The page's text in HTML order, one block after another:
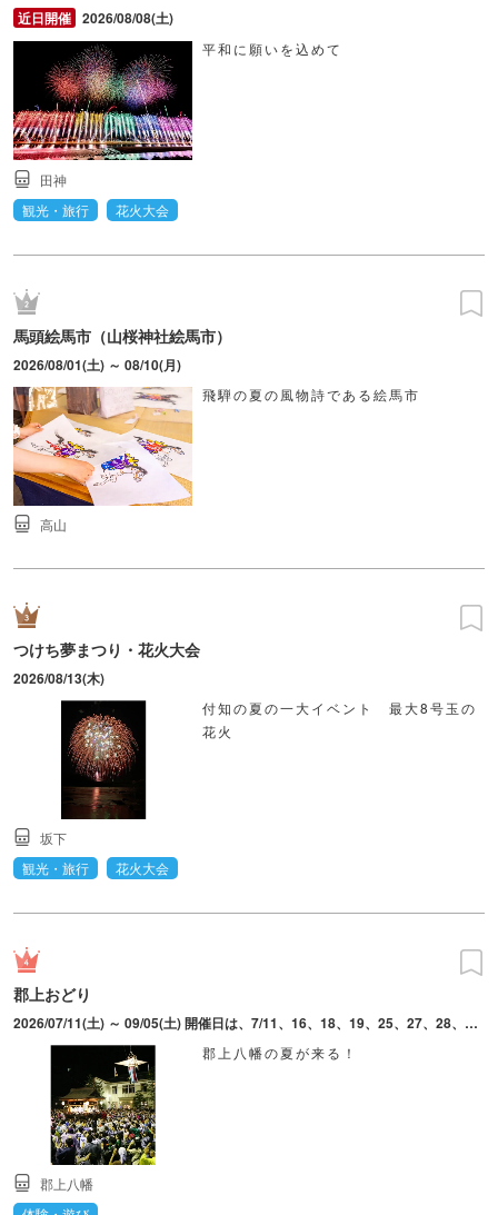
2026/08/08(土)
平和に願いを込めて
田神
観光・旅行
花火大会
馬頭絵馬市（山桜神社絵馬市）
2026/08/01(土) ～ 08/10(月)
飛騨の夏の風物詩である絵馬市
高山
つけち夢まつり・花火大会
2026/08/13(木)
付知の夏の一大イベント 最大8号玉の
花火
坂下
観光・旅行
花火大会
郡上おどり
2026/07/11(土) ～ 09/05(土) 開催日は、7/11、16、18、19、25、27、28、30、8/1～5、7～11、13～16、18～20、22、24、29、30、9/5。日によって会場・時間は異なる。
郡上八幡の夏が来る！
郡上八幡